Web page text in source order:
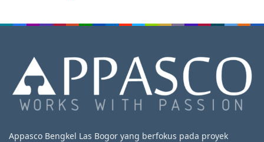
Appasco Bengkel Las Bogor yang berfokus pada proyek